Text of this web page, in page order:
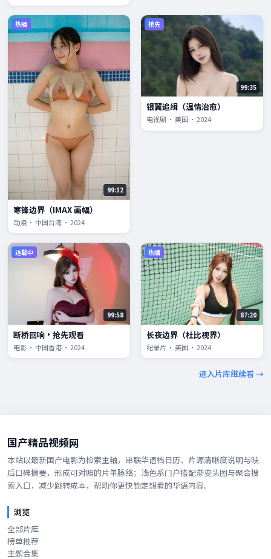
热播
99:12
寒锋边界（IMAX 画幅）
动漫 · 中国台湾 · 2024
抢先
99:35
银翼追缉（温情治愈）
电视剧 · 美国 · 2024
连载中
99:58
断桥回响·抢先观看
电影 · 中国香港 · 2024
热播
87:20
长夜边界（杜比视界）
纪录片 · 美国 · 2024
进入片库继续看 →
国产精品视频网
本站以最新国产电影为检索主轴，串联华语档日历、片源清晰度说明与映
后口碑摘要，形成可对照的片单脉络；浅色系门户搭配渐变头图与聚合搜
索入口，减少跳转成本，帮助你更快锁定想看的华语内容。
浏览
全部片库
榜单推荐
主题合集